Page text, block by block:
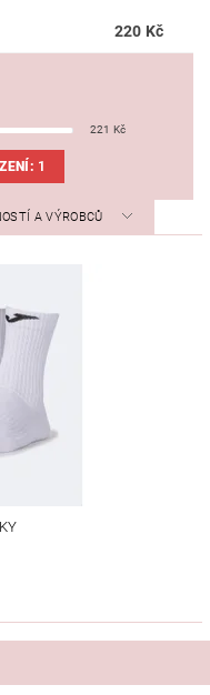
220 Kč
221 Kč
1
A VÝROBCŮ